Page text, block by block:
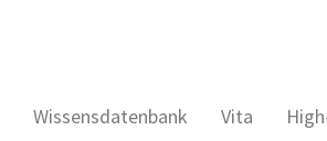
Wissensdatenbank Vita